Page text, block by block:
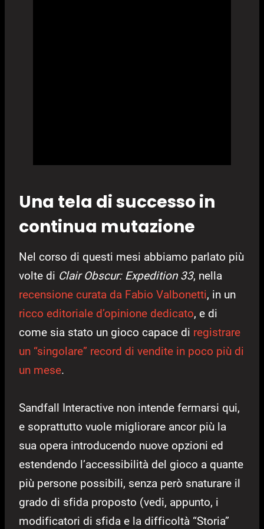
Una tela di successo in
continua mutazione
Nel corso di questi mesi abbiamo parlato più
volte di Clair Obscur: Expedition 33, nella
recensione curata da Fabio Valbonetti, in un
ricco editoriale d’opinione dedicato, e di
come sia stato un gioco capace di registrare
un “singolare” record di vendite in poco più di
un mese.
Sandfall Interactive non intende fermarsi qui,
e soprattutto vuole migliorare ancor più la
sua opera introducendo nuove opzioni ed
estendendo l’accessibilità del gioco a quante
più persone possibili, senza però snaturare il
grado di sfida proposto (vedi, appunto, i
modificatori di sfida e la difficoltà “Storia”